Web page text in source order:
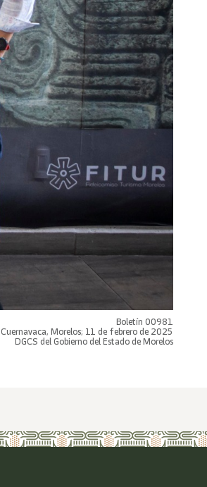
Boletín 00981
Cuernavaca, Morelos; 11 de febrero de 2025
DGCS del Gobierno del Estado de Morelos